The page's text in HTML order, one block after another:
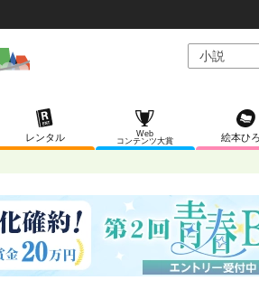
レンタル
Web
コンテンツ大賞
絵本ひ